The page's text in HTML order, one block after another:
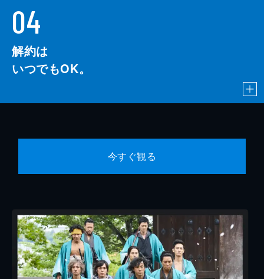
04
解約は
いつでもOK。
今すぐ観る